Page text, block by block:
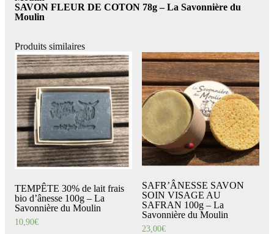
SAVON FLEUR DE COTON 78g – La Savonnière du
Moulin
Produits similaires
TEMPÊTE 30% de lait frais
bio d’ânesse 100g – La
Savonnière du Moulin
10,90€
SAFR’ÂNESSE SAVON
SOIN VISAGE AU
SAFRAN 100g – La
Savonnière du Moulin
23,00€